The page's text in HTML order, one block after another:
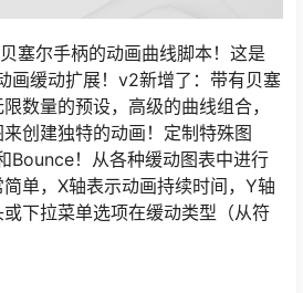
塞尔手柄的动画曲线脚本！这是
画缓动扩展！v2新增了：带有贝塞
数量的预设，高级的曲线组合，
创建独特的动画！定制特殊图
Bounce！从各种缓动图表中进行
单，X轴表示动画持续时间，Y轴
下拉菜单选项在缓动类型（从符